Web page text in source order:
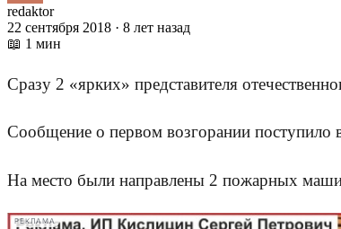
redaktor
22 сентября 2018 · 8 лет назад
📖 1 мин
Сразу 2 «ярких» представителя
Сообщение о первом возгорании
На место были направлены 2 пожарных
РЕКЛАМА